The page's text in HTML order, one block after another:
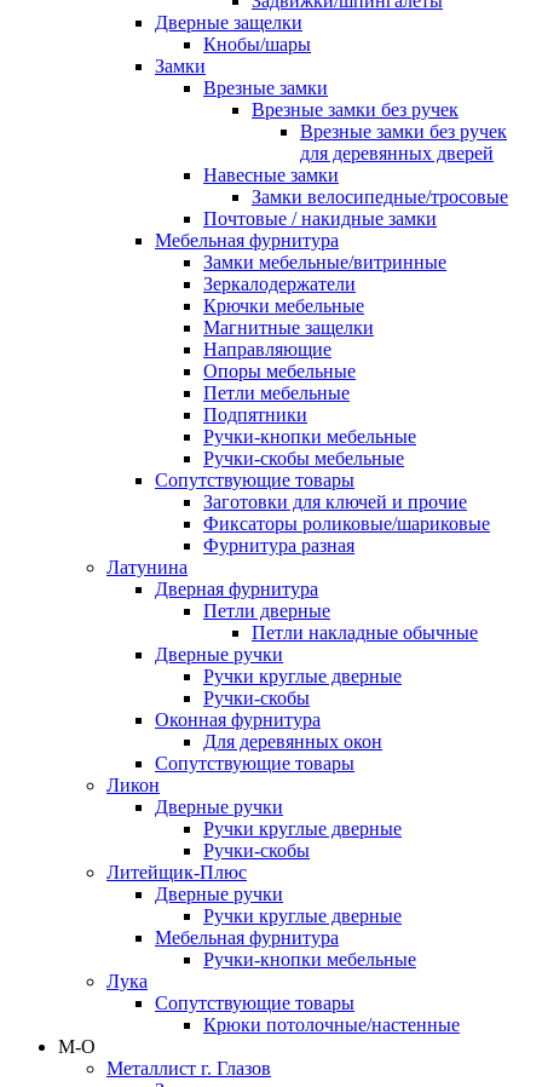
Дверные защелки
Кнобы/шары
Замки
Врезные замки
Врезные замки без ручек
Врезные замки без ручек
для деревянных дверей
Навесные замки
Замки велосипедные/тросовые
Почтовые / накидные замки
Мебельная фурнитура
Замки мебельные/витринные
Зеркалодержатели
Крючки мебельные
Магнитные защелки
Направляющие
Опоры мебельные
Петли мебельные
Подпятники
Ручки-кнопки мебельные
Ручки-скобы мебельные
Сопутствующие товары
Заготовки для ключей и прочие
Фиксаторы роликовые/шариковые
Фурнитура разная
Латунина
Дверная фурнитура
Петли дверные
Петли накладные обычные
Дверные ручки
Ручки круглые дверные
Ручки-скобы
Оконная фурнитура
Для деревянных окон
Сопутствующие товары
Ликон
Дверные ручки
Ручки круглые дверные
Ручки-скобы
Литейщик-Плюс
Дверные ручки
Ручки круглые дверные
Мебельная фурнитура
Ручки-кнопки мебельные
Лука
Сопутствующие товары
Крюки потолочные/настенные
М-О
Металлист г. Глазов